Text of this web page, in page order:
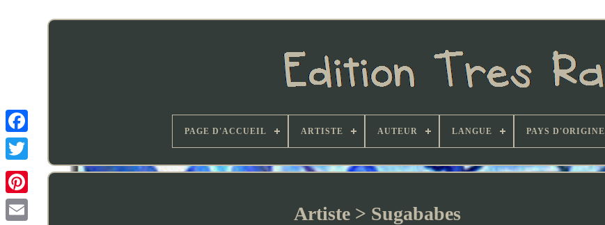
PAGE D'ACCUEIL ARTISTE AUTEUR LANGUE PAYS D'ORIGINE
Artiste > Sugababes